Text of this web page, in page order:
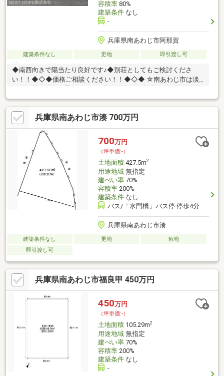
容積率80%
建築条件なし
-
兵庫県南あわじ市阿那賀
建築条件なし 更地 即引渡し可
◆南西向きで陽当たり良好です♪◆別荘としてもご検討くださ
い！！◆◇◆価格ご相談ください！！◆◇◆ ☆南あわじ市は淡
産物に恵まれた魅力のある町です！！☆
兵庫県南あわじ市湊 700万円
700万円
（坪単価:-）
土地面積427.5m2
用途地域無指定
建ぺい率70%
容積率200%
建築条件なし
バス/「水門橋」バス停 停歩4分
兵庫県南あわじ市湊
建築条件なし 更地
角地
即引渡し可
兵庫県南あわじ市福良甲 450万円
450万円
（坪単価:-）
土地面積105.29m2
用途地域無指定
建ぺい率70%
容積率200%
建築条件なし
-